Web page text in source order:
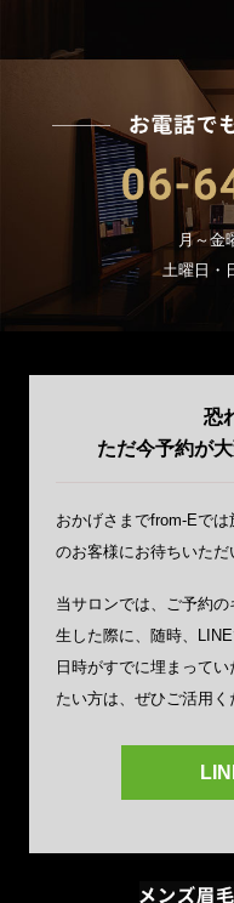
月～金
土曜日・
恐
ただ今予約が
おかげさまでfrom-Eでは
のお客様にお待ちいただ
当サロンでは、ご予約
生した際に、随時、
日時がすでに埋まって
たい方は、ぜひご活用く